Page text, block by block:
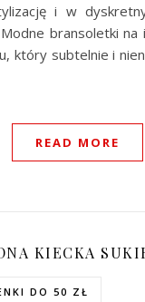
i w
bransoletki
który subtelnie i
READ MORE
KIECKA
DO 50 ZŁ